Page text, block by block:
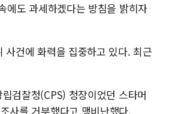
에도 과세하겠다는 방침을 밝히자
건에 화력을 집중하고 있다. 최근
검찰청(CPS) 청장이었던 스타머
사를 거부했다고 맹비난했다.